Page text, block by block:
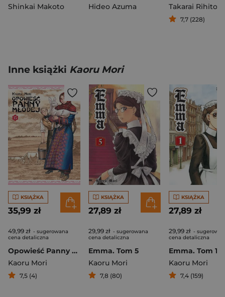
Shinkai Makoto
Hideo Azuma
Takarai Rihito
7,7 (228)
Inne książki Kaoru Mori
KSIĄŻKA
35,99 zł
49,99 zł - sugerowana
cena detaliczna
Opowieść Panny Młodej. Tom 15
Kaoru Mori
7,5 (4)
KSIĄŻKA
27,89 zł
29,99 zł - sugerowana
cena detaliczna
Emma. Tom 5
Kaoru Mori
7,8 (80)
KSIĄŻKA
27,89 zł
29,99 zł -
cena detaliczna
Emma. Tom 1
Kaoru Mori
7,4 (159)